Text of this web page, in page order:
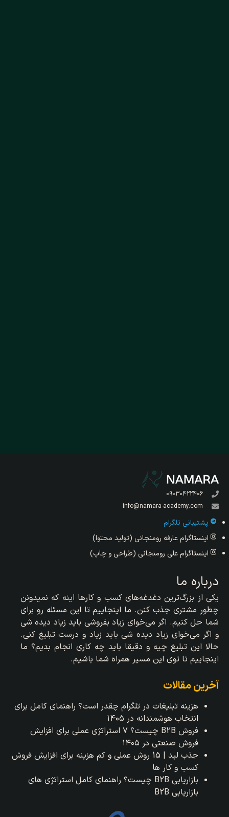
09030422406
info@namara-academy.com
پشتیبانی تلگرام
اینستاگرام عارفه رومنجانی (تولید محتوا)
اینستاگرام علی رومنجانی (طراحی و چاپ)
درباره ما
یکی از بزرگ‌ترین دغدغه‌های کسب و کارها اینه که نمیدونن
چطور مشتری جذب کنن. ما اینجاییم تا این مسئله رو برای
شما حل کنیم. اگر می‌خوای زیاد بفروشی باید زیاد دیده شی
و اگر می‌خوای زیاد دیده شی باید زیاد و درست تبلیغ کنی.
حالا این تبلیغ چیه و دقیقا باید چه کاری انجام بدیم؟ ما
اینجاییم تا توی این مسیر همراه شما باشیم.
آخرین مقالات
هزینه تبلیغات در تلگرام چقدر است؟ راهنمای کامل برای
انتخاب هوشمندانه در ۱۴۰۵
فروش B2B چیست؟ ۷ استراتژی عملی برای افزایش
فروش صنعتی در ۱۴۰۵
جذب لید | 15 روش عملی و کم هزینه برای افزایش فروش
کسب و کار ها
بازاریابی B2B چیست؟ راهنمای کامل استراتژی‌ های
بازاریابی B2B